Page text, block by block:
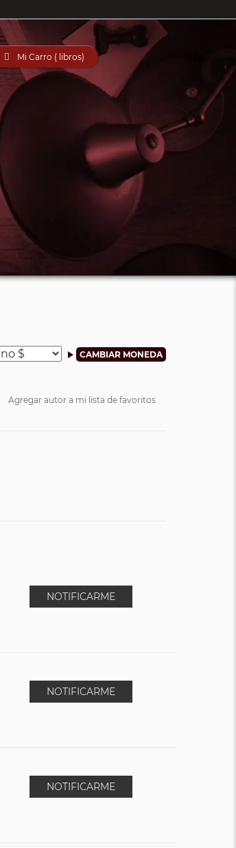
 Mi Carro ( libros)
Agregar autor a mi lista de favoritos
NOTIFICARME
NOTIFICARME
NOTIFICARME